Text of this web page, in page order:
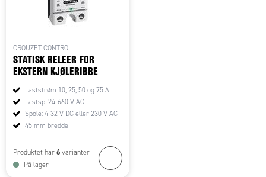
CROUZET CONTROL
STATISK RELEER FOR
EKSTERN KJØLERIBBE
Laststrøm 10, 25, 50 og 75 A
Lastsp: 24-660 V AC
Spole: 4-32 V DC eller 230 V AC
45 mm bredde
Produktet har 6 varianter
På lager